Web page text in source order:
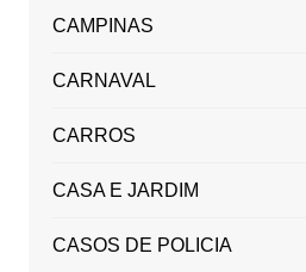
CAMPINAS
CARNAVAL
CARROS
CASA E JARDIM
CASOS DE POLICIA